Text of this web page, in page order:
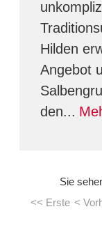
Hilden
Angebot
den...
Sie
<< Erste <